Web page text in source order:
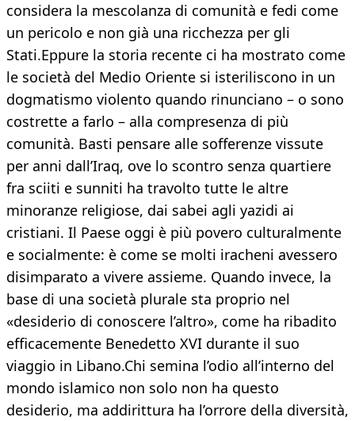
considera la mescolanza di comunità e fedi come
un pericolo e non già una ricchezza per gli
Stati.Eppure la storia recente ci ha mostrato come
le società del Medio Oriente si isteriliscono in un
dogmatismo violento quando rinunciano – o sono
costrette a farlo – alla compresenza di più
comunità. Basti pensare alle sofferenze vissute
per anni dall’Iraq, ove lo scontro senza quartiere
fra sciiti e sunniti ha travolto tutte le altre
minoranze religiose, dai sabei agli yazidi ai
cristiani. Il Paese oggi è più povero culturalmente
e socialmente: è come se molti iracheni avessero
disimparato a vivere assieme. Quando invece, la
base di una società plurale sta proprio nel
«desiderio di conoscere l’altro», come ha ribadito
efficacemente Benedetto XVI durante il suo
viaggio in Libano.Chi semina l’odio all’interno del
mondo islamico non solo non ha questo
desiderio, ma addirittura ha l’orrore della diversità,